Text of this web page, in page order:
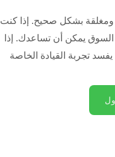
ومغلقة بشكل صحيح. إذا كنت
يمكن أن تساعدك. إذا
تجربة القيادة الخاصة